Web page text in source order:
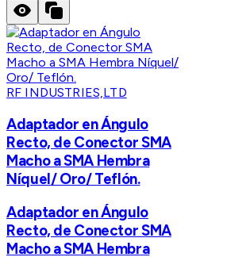
RF INDUSTRIES,LTD
Adaptador en Ángulo
Recto, de Conector SMA
Macho a SMA Hembra
Níquel/ Oro/ Teflón.
Adaptador en Ángulo
Recto, de Conector SMA
Macho a SMA Hembra